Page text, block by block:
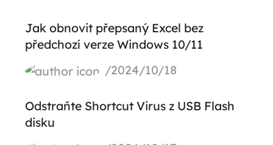
Jak obnovit přepsaný Excel bez
předchozí verze Windows 10/11
/2024/10/18
Odstraňte Shortcut Virus z USB Flash
disku